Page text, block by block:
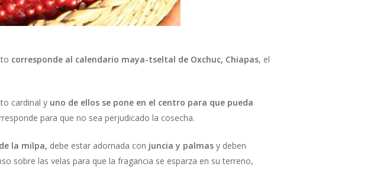
corresponde al calendario maya-tseltal de Oxchuc, Chiapas, el
cardinal y uno de ellos se pone en el centro para que pueda
para que no sea perjudicado la cosecha.
la milpa, debe estar adornada con juncia y palmas y deben
sobre las velas para que la fragancia se esparza en su terreno,